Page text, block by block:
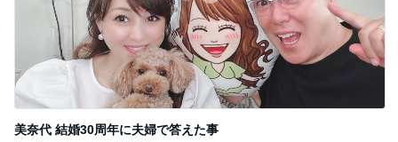
Amebaトピックス 1日前
ご飯をおかわりして大満足の朝食
Amebaトピックス 2日前